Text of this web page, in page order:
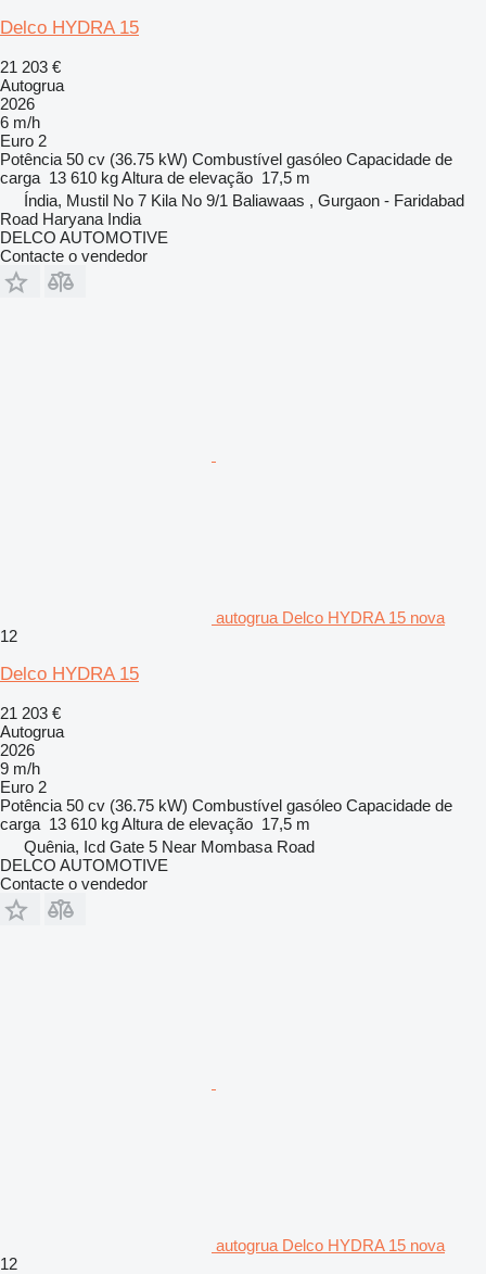
Delco HYDRA 15
21 203 €
Autogrua
2026
6 m/h
Euro 2
Potência 50 cv (36.75 kW) Combustível gasóleo Capacidade de
carga 13 610 kgAltura de elevação 17,5 m
Índia, Mustil No 7 Kila No 9/1 Baliawaas , Gurgaon - Faridabad
Road Haryana India
DELCO AUTOMOTIVE
Contacte o vendedor
autogrua Delco HYDRA 15 nova
12
Delco HYDRA 15
21 203 €
Autogrua
2026
9 m/h
Euro 2
Potência 50 cv (36.75 kW) Combustível gasóleo Capacidade de
carga 13 610 kgAltura de elevação 17,5 m
Quênia, Icd Gate 5 Near Mombasa Road
DELCO AUTOMOTIVE
Contacte o vendedor
autogrua Delco HYDRA 15 nova
12